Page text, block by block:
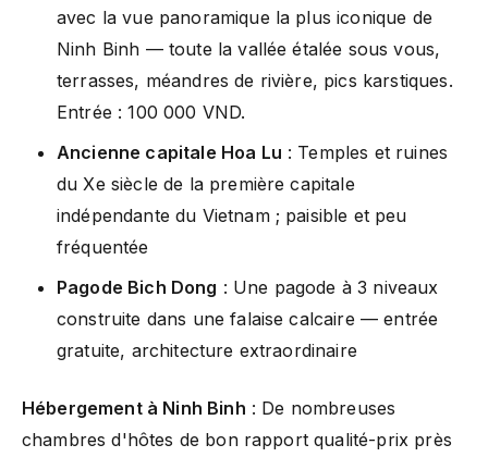
avec la vue panoramique la plus iconique de
Ninh Binh — toute la vallée étalée sous vous,
terrasses, méandres de rivière, pics karstiques.
Entrée : 100 000 VND.
Ancienne capitale Hoa Lu : Temples et ruines
du Xe siècle de la première capitale
indépendante du Vietnam ; paisible et peu
fréquentée
Pagode Bich Dong : Une pagode à 3 niveaux
construite dans une falaise calcaire — entrée
gratuite, architecture extraordinaire
Hébergement à Ninh Binh : De nombreuses
chambres d'hôtes de bon rapport qualité-prix près